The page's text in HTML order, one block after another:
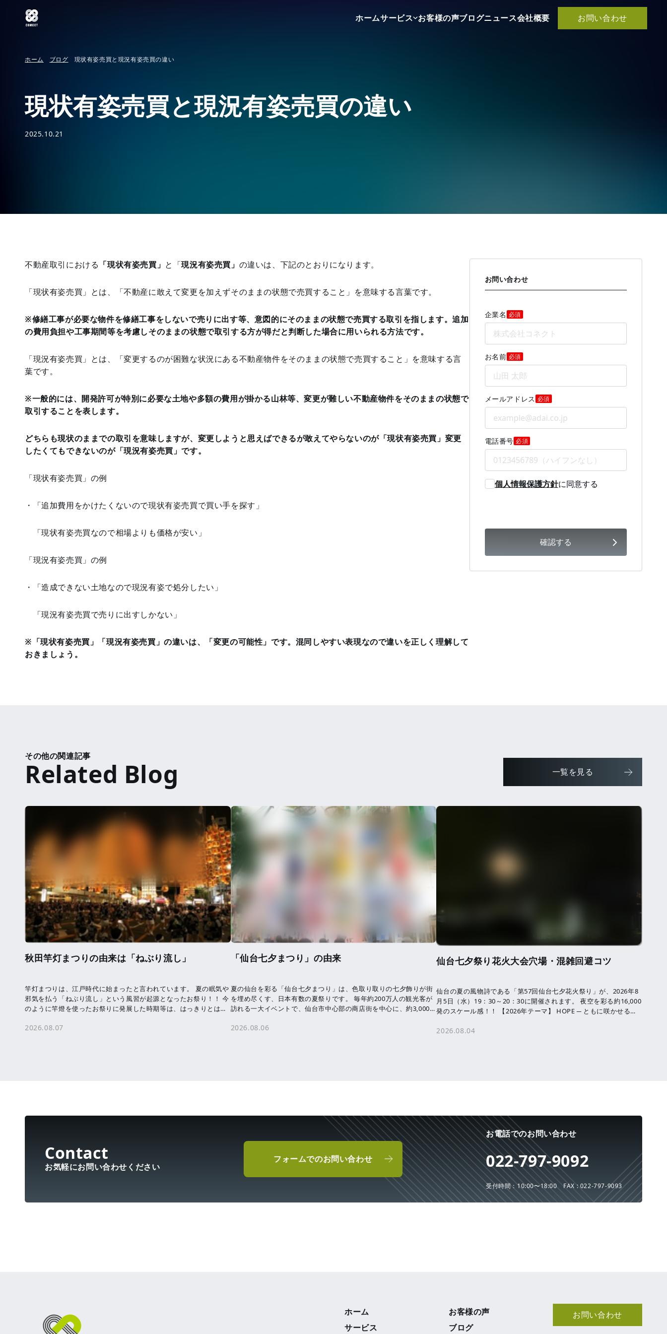
ホームサービス お客様の声ブログニュース会社概要 お問い合わせ
ホーム ブログ 現状有姿売買と現況有姿売買の違い
現状有姿売買と現況有姿売買の違い
2025.10.21
不動産取引における 「現状有姿売買」 と「現況有姿売買」 の違いは、下記のとおりになります。
「現状有姿売買」とは、「不動産に敢えて変更を加えずそのままの状態で売買すること」を意味する言葉です。
※修繕工事が必要な物件を修繕工事をしないで売りに出す等、意図的にそのままの状態で売買する取引を指します。追加
の費用負担や工事期間等を考慮しそのままの状態で取引する方が得だと判断した場合に用いられる方法です。
「現況有姿売買」とは、「変更するのが困難な状況にある不動産物件をそのままの状態で売買すること」を意味する言
葉です。
※一般的には、開発許可が特別に必要な土地や多額の費用が掛かる山林等、変更が難しい不動産物件をそのままの状態で
取引することを表します。
どちらも現状のままでの取引を意味しますが、変更しようと思えばできるが敢えてやらないのが「現状有姿売買」 変更
したくてもできないのが「現況有姿売買」です。
「現状有姿売買」の例
・「追加費用をかけたくないので現状有姿売買で買い手を探す」
「現状有姿売買なので相場よりも価格が安い」
「現況有姿売買」の例
・「造成できない土地なので現況有姿で処分したい」
「現況有姿売買で売りに出すしかない」
※ 「現状有姿売買」 「現況有姿売買」の違いは、「変更の可能性」です。混同しやすい表現なので違いを正しく理解して
おきましょう。
お問い合わせ
企業名 必須
お名前 必須
メールアドレス 必須
電話番号 必須
個人情報保護方針に同意する
確認する
その他の関連記事
一覧を見る
秋田竿灯まつりの由来は「ねぶり流し」
竿灯まつりは、江戸時代に始まったと言われています。 夏の眠気や
邪気を払う「ねぶり流し」という風習が起源となったお祭り！！ 今
のように竿燈を使ったお祭りに発展した時期等は、はっきりとはわ
2026.08.07
「仙台七夕まつり」の由来
夏の仙台を彩る「仙台七夕まつり」は、色取り取りの七夕飾りが街
を埋め尽くす、日本有数の夏祭りです。 毎年約200万人の観光客が
訪れる一大イベントで、仙台市中心部の商店街を中心に、約3,000
2026.08.06
仙台七夕祭り花火大会穴場・混雑回避コツ
仙台の夏の風物詩である「第57回仙台七夕花火祭り」が、2026年8
月5日（水）19：30～20：30に開催されます。 夜空を彩る約16,000
発のスケール感！！ 【2026年テーマ】 HOPE ─ ともに咲かせる、
2026.08.04
お気軽にお問い合わせください
フォームでのお問い合わせ
お電話でのお問い合わせ
022-797-9092
受付時間：10:00〜18:00FAX : 022-797-9093
ホーム
サービス
お客様の声
ブログ
お問い合わせ